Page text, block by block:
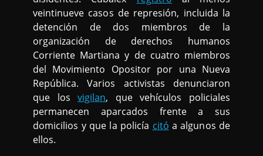
veintinueve casos de represión, incluida la
detención de dos miembros de la
organización de derechos humanos
Corriente Martiana y de cuatro miembros
del Movimiento Opositor por una Nueva
República. Varios activistas denunciaron
que losvigilan, que vehículos policiales
permanecen aparcados frente a sus
domicilios y que la policía citó a algunos de
ellos.